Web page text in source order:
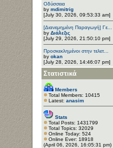
Οδύσσεια
by mdimitrig
[July 30, 2026, 09:53:33 am]
[Διανεμημένη Παραγωγή] Γε...
by Διάλεξις
[July 29, 2026, 21:50:10 pm]
Προσκεκλημένοι στην τελετ...
by okan
[July 28, 2026, 14:46:07 pm]
Στατιστικά
Members
Total Members: 10415
Latest: anasim
Stats
Total Posts: 1431799
Total Topics: 32029
Online Today: 524
Online Ever: 18918
(April 06, 2026, 16:05:31 pm)